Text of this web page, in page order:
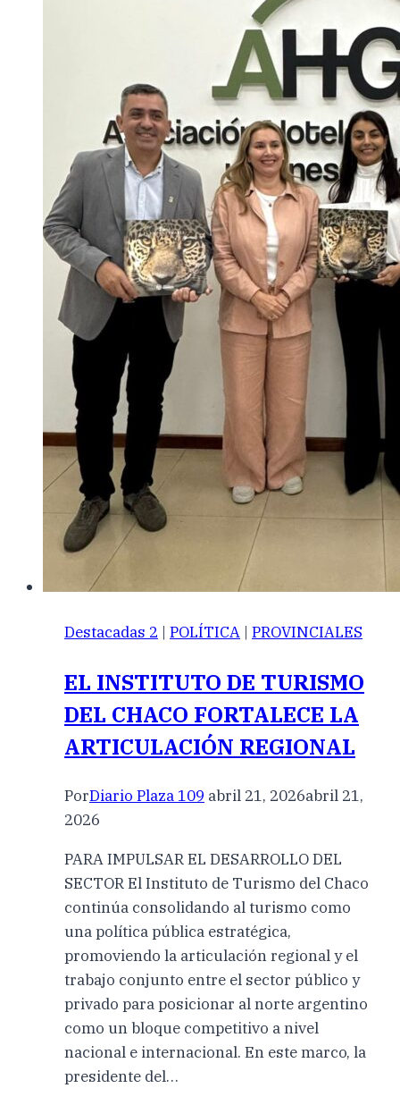
Destacadas 2 | POLÍTICA | PROVINCIALES
EL INSTITUTO DE TURISMO
DEL CHACO FORTALECE LA
ARTICULACIÓN REGIONAL
PorDiario Plaza 109 abril 21, 2026abril 21,
2026
PARA IMPULSAR EL DESARROLLO DEL
SECTOR El Instituto de Turismo del Chaco
continúa consolidando al turismo como
una política pública estratégica,
promoviendo la articulación regional y el
trabajo conjunto entre el sector público y
privado para posicionar al norte argentino
como un bloque competitivo a nivel
nacional e internacional. En este marco, la
presidente del…